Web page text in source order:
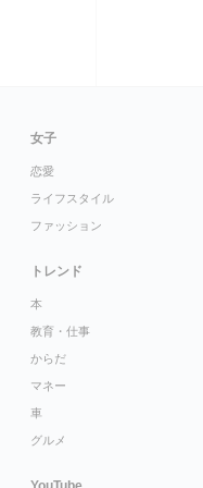
女子
恋愛
ライフスタイル
ファッション
トレンド
本
教育・仕事
からだ
マネー
車
グルメ